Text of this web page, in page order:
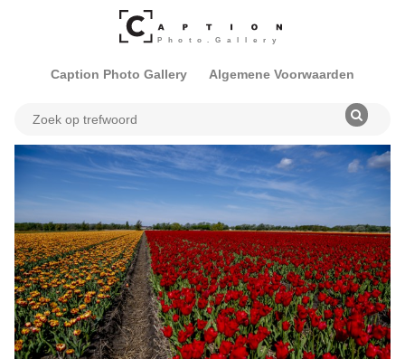
Caption Photo Gallery Algemene Voorwaarden